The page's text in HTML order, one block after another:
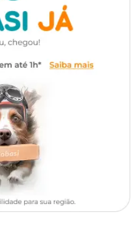
prateado
da FIFA 2026™
232 x 270 mm, 112 páginas +